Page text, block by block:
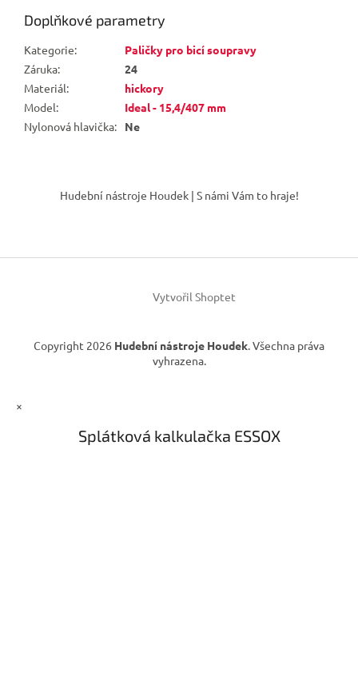
Doplňkové parametry
Kategorie:
Paličky pro bicí soupravy
Záruka:
24
Materiál:
hickory
Model:
Ideal - 15,4/407 mm
Nylonová hlavička: Ne
í
Hudební nástroje Houdek | S námi Vám to hraje!
Vytvořil Shoptet
Copyright 2026 Hudební nástroje Houdek. Všechna práva
vyhrazena.
×
Splátková kalkulačka ESSOX